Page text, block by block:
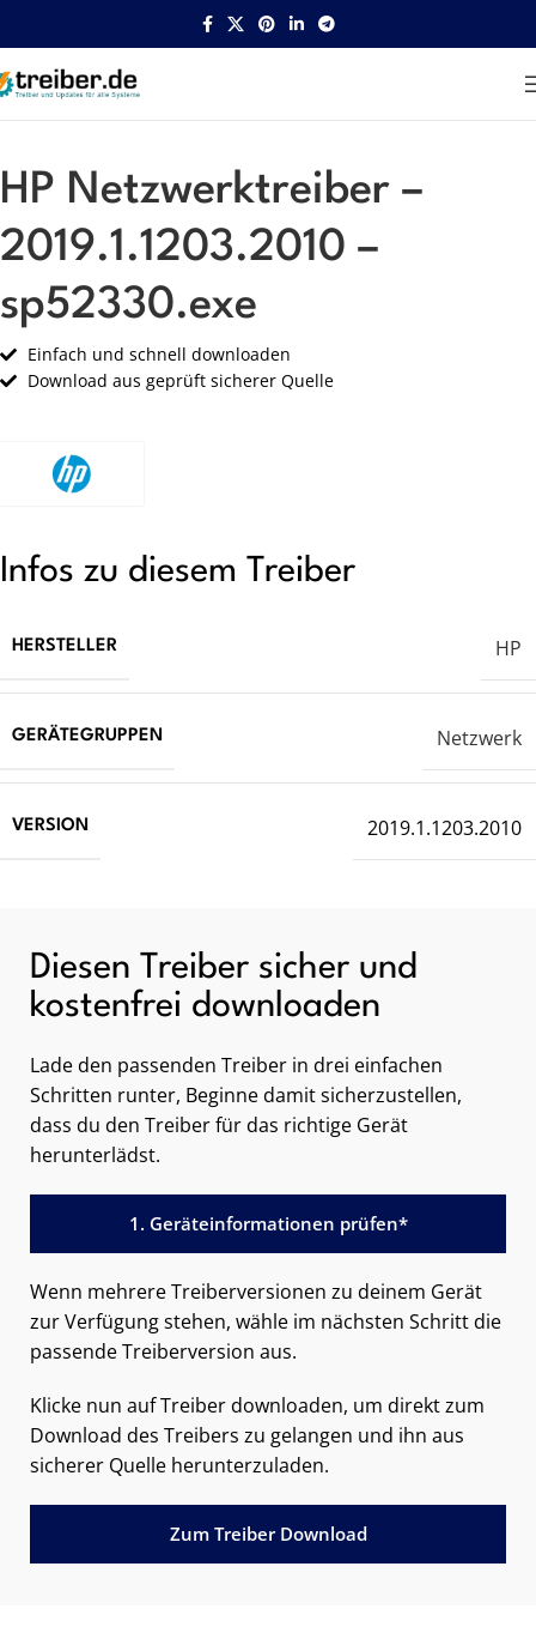
Startseite HP Netzwerk
HP Netzwerktreiber –
2019.1.1203.2010 –
sp52330.exe
Einfach und schnell downloaden
Download aus geprüft sicherer Quelle
Infos zu diesem Treiber
HERSTELLER HP
GERÄTEGRUPPEN Netzwerk
VERSION 2019.1.1203.2010
Diesen Treiber sicher und
kostenfrei downloaden
Lade den passenden Treiber in drei einfachen
Schritten runter, Beginne damit sicherzustellen,
dass du den Treiber für das richtige Gerät
herunterlädst.
1. Geräteinformationen prüfen*
Wenn mehrere Treiberversionen zu deinem Gerät
zur Verfügung stehen, wähle im nächsten Schritt die
passende Treiberversion aus.
Klicke nun auf Treiber downloaden, um direkt zum
Download des Treibers zu gelangen und ihn aus
sicherer Quelle herunterzuladen.
Zum Treiber Download